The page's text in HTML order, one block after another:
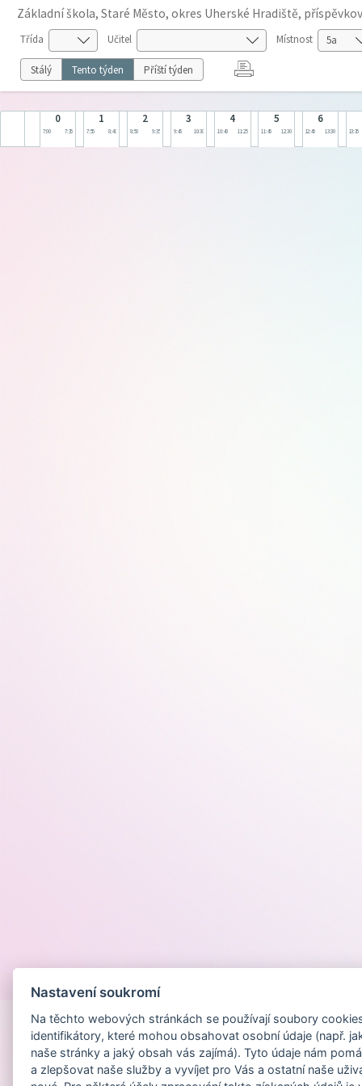
Základní škola, Staré Město, okres Uherské Hradiště,
Třída Učitel Místnost
Stálý Tento týden Příští týden
0
7:00 7:35
1
7:55 8:40
2
8:50 9:35
3
9:45 10:30
4
10:40 11:25
5
11:45 12:30
6
12:45 13:30 13:35
Nastavení soukromí
Na těchto webových stránkách se používají soubory
identifikátory, které mohou obsahovat osobní údaje (např.
naše stránky a jaký obsah vás zajímá). Tyto údaje nám
a zlepšovat naše služby a vyvíjet pro Vás a ostatní naše